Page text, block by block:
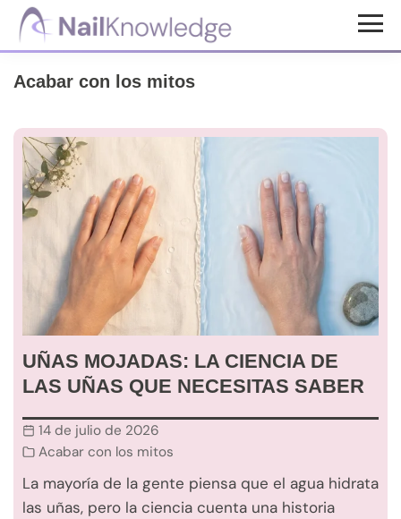
Saltar
principal
Saltar
de
Conocimientos
de
uñas
Acabar con los mitos
UÑAS MOJADAS: LA CIENCIA DE
LAS UÑAS QUE NECESITAS SABER
14 de julio de 2026
Acabar con los mitos
La mayoría de la gente piensa que el agua hidrata
las uñas, pero la ciencia cuenta una historia